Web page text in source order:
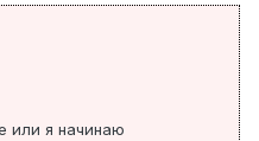
или я начинаю